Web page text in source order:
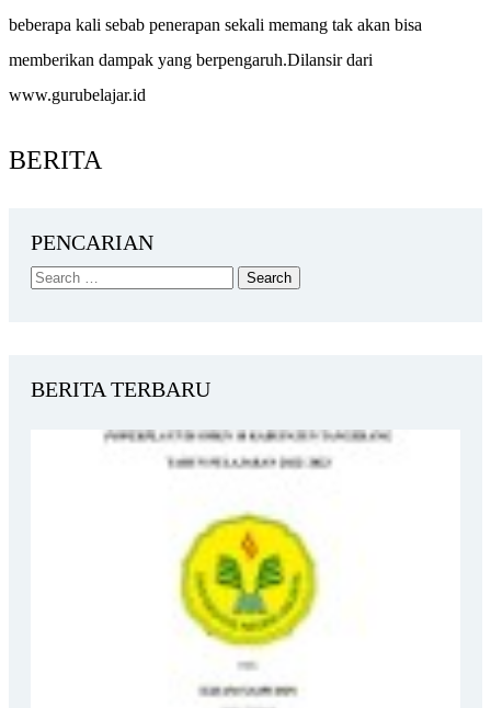
beberapa kali sebab penerapan sekali memang tak akan bisa
memberikan dampak yang berpengaruh.Dilansir dari
www.gurubelajar.id
BERITA
PENCARIAN
BERITA TERBARU